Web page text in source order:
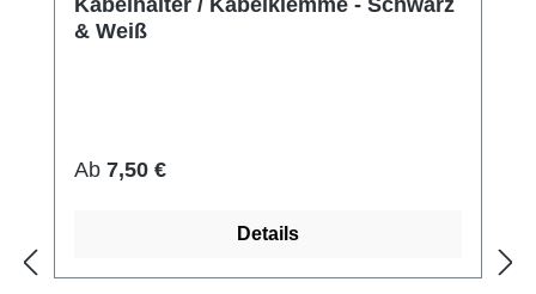
Kabelhalter / Kabelklemme - Schwarz
& Weiß
Regulärer Preis:
Ab 7,50 €
Details